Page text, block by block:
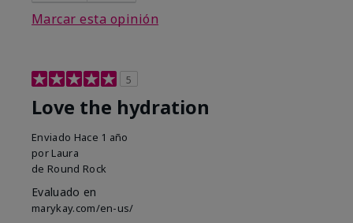
Marcar esta opinión
5
Love the hydration
Enviado Hace 1 año
por Laura
de Round Rock
Evaluado en
marykay.com/en-us/